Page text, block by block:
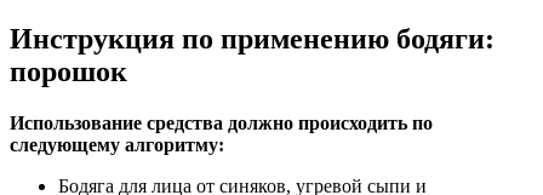
Инструкция по применению бодяги:
порошок
Использование средства должно происходить по
следующему алгоритму:
Бодяга для лица от синяков, угревой сыпи и